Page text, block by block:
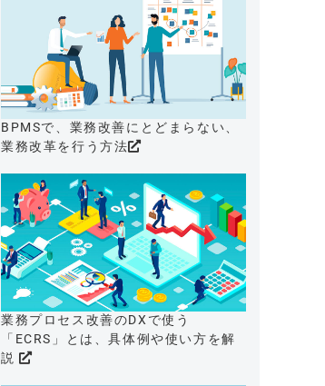
BPMSで、業務改善にとどまらない、
業務改革を行う方法
業務プロセス改善のDXで使う
「ECRS」とは、具体例や使い方を解
説